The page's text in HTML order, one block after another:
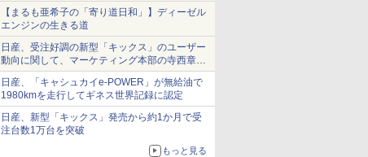
【まるも亜希子の「寄り道日和」】ディーゼル
エンジンの生きる道
日産、受注好調の新型「キックス」のユーザー
動向に関して、マーケティング本部の寺西章氏
が解説
日産、「キャシュカイe-POWER」が無給油で
1980kmを走行してギネス世界記録に認定
日産、新型「キックス」発売から約1か月で受
注台数1万台を突破
もっと見る